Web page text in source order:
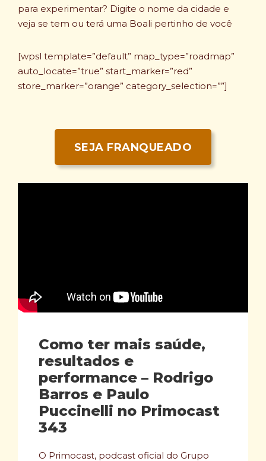
para experimentar? Digite o nome da cidade e
veja se tem ou terá uma Boali pertinho de você
[wpsl template=”default” map_type=”roadmap”
auto_locate=”true” start_marker=”red”
store_marker=”orange” category_selection=””]
SEJA FRANQUEADO
Como ter mais saúde,
resultados e
performance – Rodrigo
Barros e Paulo
Puccinelli no Primocast
343
O Primocast, podcast oficial do Grupo